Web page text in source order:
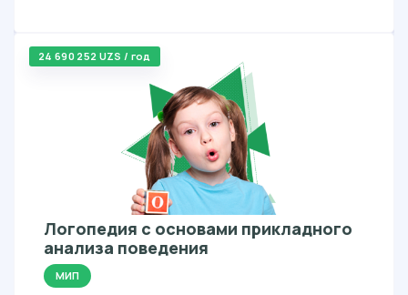
24 690 252 UZS / год
Логопедия с основами прикладного
анализа поведения
МИП